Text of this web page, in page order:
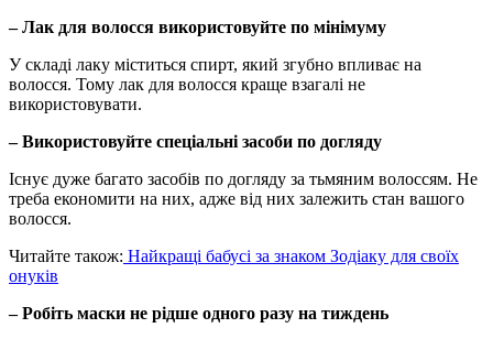
– Лак для волосся використовуйте по мінімуму
У складі лаку міститься спирт, який згубно впливає на
волосся. Тому лак для волосся краще взагалі не
використовувати.
– Використовуйте спеціальні засоби по догляду
Існує дуже багато засобів по догляду за тьмяним волоссям. Не
треба економити на них, адже від них залежить стан вашого
волосся.
Читайте також: Найкращі бабусі за знаком Зодіаку для своїх
онуків
– Робіть маски не рідше одного разу на тиждень